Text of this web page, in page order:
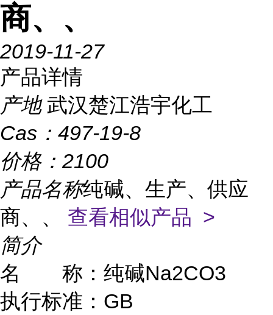
商、、
2019-11-27
产品详情
产地 武汉楚江浩宇化工
Cas： 497-19-8
价格： 2100
产品名称纯碱、生产、供应
商、、 查看相似产品 >
简介
名 称：纯碱Na2CO3
执行标准： GB